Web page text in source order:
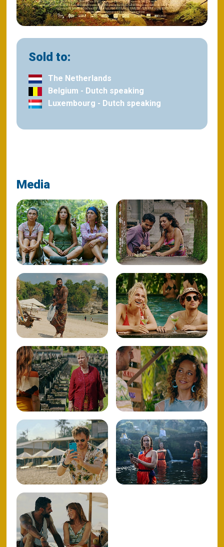
Sold to:
The Netherlands
Belgium - Dutch speaking
Luxembourg - Dutch speaking
Media